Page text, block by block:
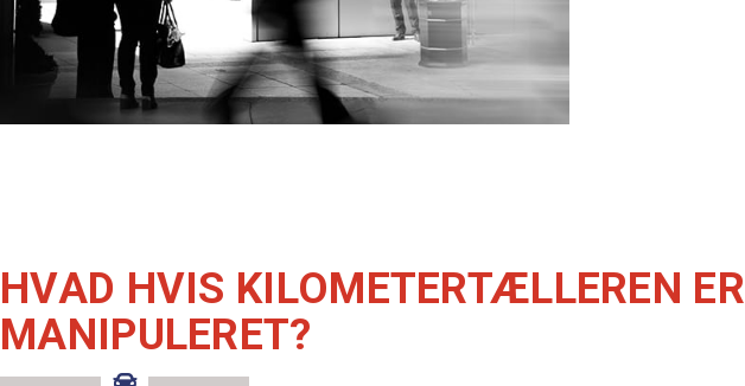
HVAD HVIS KILOMETERTÆLLEREN ER
MANIPULERET?